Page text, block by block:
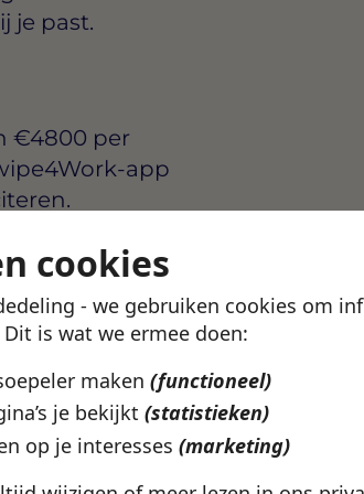
cookies
- we gebruiken cookies om
is wat we ermee doen:
maken (functioneel)
je bekijkt (statistieken)
op je interesses (marketing)
je past.
€4800 per
app
het